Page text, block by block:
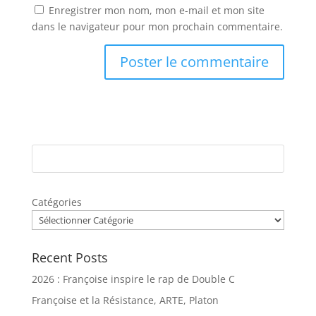
Enregistrer mon nom, mon e-mail et mon site
dans le navigateur pour mon prochain commentaire.
Catégories
Recent Posts
2026 : Françoise inspire le rap de Double C
Françoise et la Résistance, ARTE, Platon